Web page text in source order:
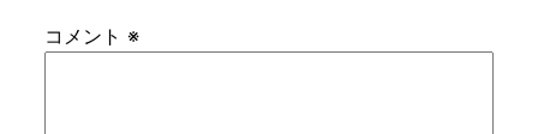
コメント ※